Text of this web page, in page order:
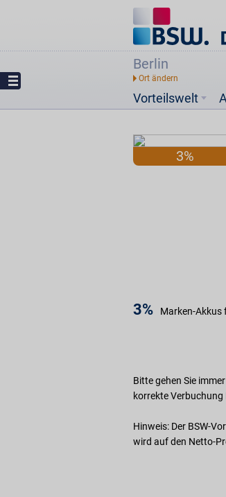
Berlin
Vorteilswelt
3%
3% Marken-Akkus
Bitte gehen Sie
korrekte
Hinweis: Der BSW-
wird auf den Netto-